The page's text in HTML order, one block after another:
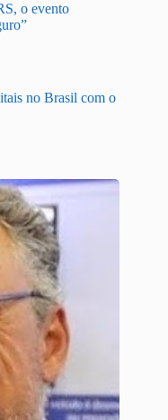
o evento
no Brasil com o